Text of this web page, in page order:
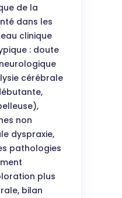
de la
dans les
clinique
: doute
cérébrale
non
dyspraxie,
pathologies
plus
bilan